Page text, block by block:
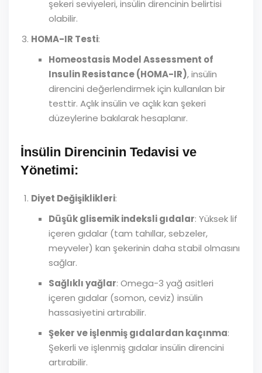
şekeri seviyeleri, insülin direncinin belirtisi
olabilir.
HOMA-IR Testi:
Homeostasis Model Assessment of
Insulin Resistance (HOMA-IR), insülin
direncini değerlendirmek için kullanılan bir
testtir. Açlık insülin ve açlık kan şekeri
düzeylerine bakılarak hesaplanır.
İnsülin Direncinin Tedavisi ve
Yönetimi:
Diyet Değişiklikleri:
Düşük glisemik indeksli gıdalar: Yüksek lif
içeren gıdalar (tam tahıllar, sebzeler,
meyveler) kan şekerinin daha stabil olmasını
sağlar.
Sağlıklı yağlar: Omega-3 yağ asitleri
içeren gıdalar (somon, ceviz) insülin
hassasiyetini artırabilir.
Şeker ve işlenmiş gıdalardan kaçınma:
Şekerli ve işlenmiş gıdalar insülin direncini
artırabilir.